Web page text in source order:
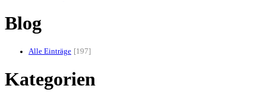
Blog
Alle Einträge 197
Kategorien